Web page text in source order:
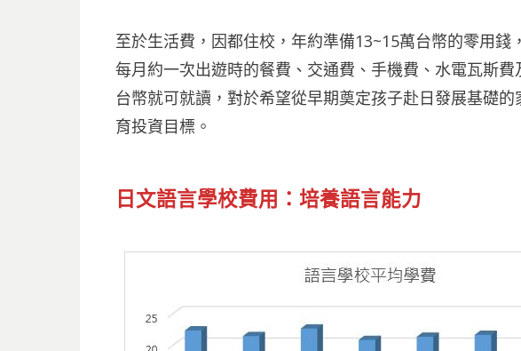
至於生活費，因都住校，年約準備13~15萬台幣的零用錢
每月約一次出遊時的餐費、交通費、手機費、水電瓦斯
台幣就可就讀，對於希望從早期奠定孩子赴日發展基礎
育投資目標。
日文語言學校費用 ：培養語言能力